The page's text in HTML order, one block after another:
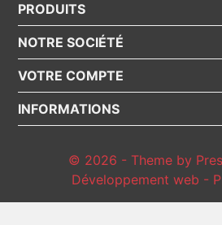
PRODUITS
NOTRE SOCIÉTÉ
VOTRE COMPTE
INFORMATIONS
© 2026 - Theme by
Développement web -